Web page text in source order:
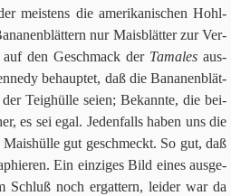
mei­stens die ame­ri­ka­ni­schen Hohl­
nur Mais­blät­ter zur Ver­
den Geschmack der Tama­les aus­
behaup­tet, daß die Bana­nen­blät­
Teig­hülle seien; Bekannte, die bei­
es sei egal. Jeden­falls haben uns die
gut geschmeckt. So gut, daß
Ein ein­zi­ges Bild eines aus­ge­
Schluß noch ergat­tern, lei­der war da